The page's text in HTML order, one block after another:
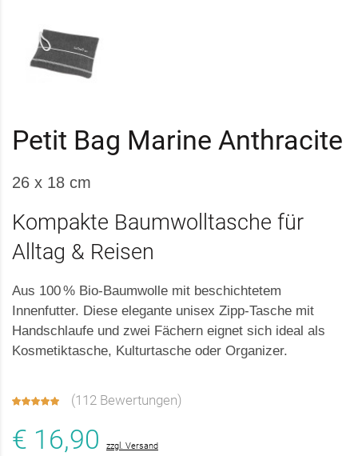
Petit Bag Marine Anthracite
26 x 18 cm
Kompakte Baumwolltasche für
Alltag & Reisen
Aus 100 % Bio-Baumwolle mit beschichtetem
Innenfutter. Diese elegante unisex Zipp-Tasche mit
Handschlaufe und zwei Fächern eignet sich ideal als
Kosmetiktasche, Kulturtasche oder Organizer.
(112 Bewertungen)
€ 16,90 zzgl. Versand